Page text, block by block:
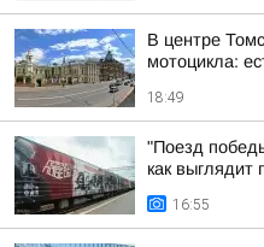
В центре
мотоцикла:
18:49
"Поезд
как выглядит
16:55